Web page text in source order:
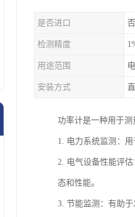
是否进口 否
检测精度
用途范围
安装方式
功率计是一种用于测
1. 电力系统监测：
2. 电气设备性能评
态和性能。
3. 节能监测：有助